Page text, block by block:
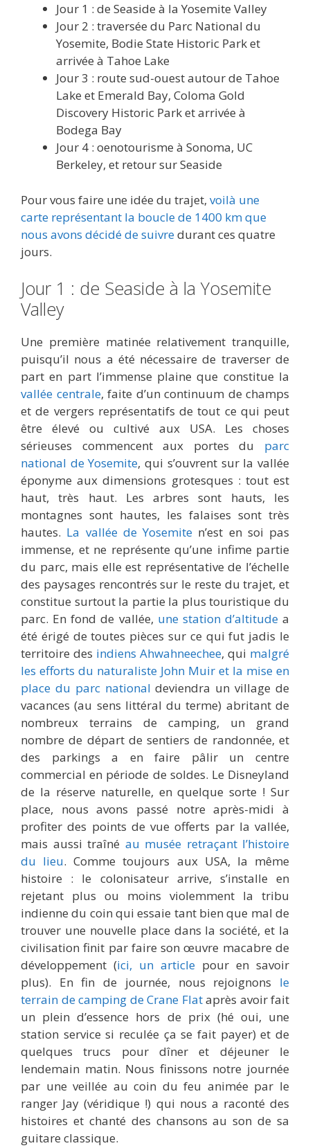
Jour 1 : de Seaside à la Yosemite Valley
Jour 2 : traversée du Parc National du
Yosemite, Bodie State Historic Park et
arrivée à Tahoe Lake
Jour 3 : route sud-ouest autour de Tahoe
Lake et Emerald Bay, Coloma Gold
Discovery Historic Park et arrivée à
Bodega Bay
Jour 4 : oenotourisme à Sonoma, UC
Berkeley, et retour sur Seaside
Pour vous faire une idée du trajet, voilà une
carte représentant la boucle de 1400 km que
nous avons décidé de suivredurant ces quatre
jours.
Jour 1 : de Seaside à la Yosemite
Valley
Une première matinée relativement tranquille,
puisqu’il nous a été nécessaire de traverser de
part en part l’immense plaine que constitue la
vallée centrale, faite d’un continuum de champs
et de vergers représentatifs de tout ce qui peut
être élevé ou cultivé aux USA. Les choses
sérieuses commencent aux portes du parc
national de Yosemite, qui s’ouvrent sur la vallée
éponyme aux dimensions grotesques : tout est
haut, très haut. Les arbres sont hauts, les
montagnes sont hautes, les falaises sont très
hautes. La vallée de Yosemite n’est en soi pas
immense, et ne représente qu’une infime partie
du parc, mais elle est représentative de l’échelle
des paysages rencontrés sur le reste du trajet, et
constitue surtout la partie la plus touristique du
parc. En fond de vallée, une station d’altitudea
été érigé de toutes pièces sur ce qui fut jadis le
territoire des indiens Ahwahneechee, qui malgré
les efforts du naturaliste John Muir et la mise en
place du parc national deviendra un village de
vacances (au sens littéral du terme) abritant de
nombreux terrains de camping, un grand
nombre de départ de sentiers de randonnée, et
des parkings a en faire pâlir un centre
commercial en période de soldes. Le Disneyland
de la réserve naturelle, en quelque sorte ! Sur
place, nous avons passé notre après-midi à
profiter des points de vue offerts par la vallée,
mais aussi traîné au musée retraçant l’histoire
du lieu. Comme toujours aux USA, la même
histoire : le colonisateur arrive, s’installe en
rejetant plus ou moins violemment la tribu
indienne du coin qui essaie tant bien que mal de
trouver une nouvelle place dans la société, et la
civilisation finit par faire son œuvre macabre de
développement (ici, un article pour en savoir
plus). En fin de journée, nous rejoignons le
terrain de camping de Crane Flataprès avoir fait
un plein d’essence hors de prix (hé oui, une
station service si reculée ça se fait payer) et de
quelques trucs pour dîner et déjeuner le
lendemain matin. Nous finissons notre journée
par une veillée au coin du feu animée par le
ranger Jay (véridique !) qui nous a raconté des
histoires et chanté des chansons au son de sa
guitare classique.